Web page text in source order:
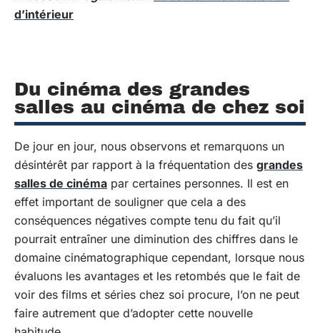
d’intérieur
Du cinéma des grandes
salles au cinéma de chez soi
De jour en jour, nous observons et remarquons un
désintérêt par rapport à la fréquentation des grandes
salles de cinéma par certaines personnes. Il est en
effet important de souligner que cela a des
conséquences négatives compte tenu du fait qu’il
pourrait entraîner une diminution des chiffres dans le
domaine cinématographique cependant, lorsque nous
évaluons les avantages et les retombés que le fait de
voir des films et séries chez soi procure, l’on ne peut
faire autrement que d’adopter cette nouvelle